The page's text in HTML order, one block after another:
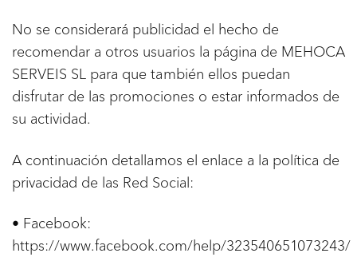
No se considerará publicidad el hecho de
recomendar a otros usuarios la página de MEHOCA
SERVEIS SL para que también ellos puedan
disfrutar de las promociones o estar informados de
su actividad.
A continuación detallamos el enlace a la política de
privacidad de las Red Social:
• Facebook:
https://www.facebook.com/help/323540651073243/